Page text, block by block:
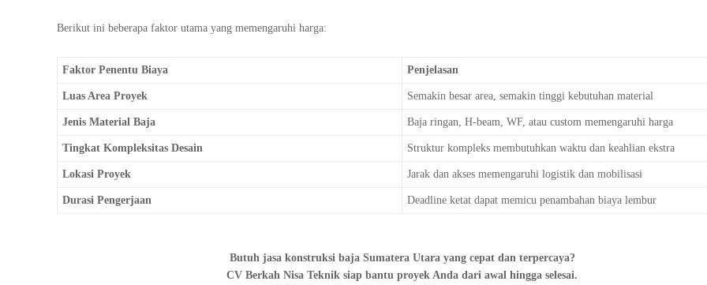
Berikut ini beberapa faktor utama yang memengaruhi harga:
Faktor Penentu Biaya Penjelasan
Luas Area Proyek Semakin besar area, semakin tinggi kebutuhan material
Jenis Material Baja Baja ringan, H-beam, WF, atau custom memengaruhi harga
Tingkat Kompleksitas Desain Struktur kompleks membutuhkan waktu dan keahlian ekstra
Lokasi Proyek Jarak dan akses memengaruhi logistik dan mobilisasi
Durasi Pengerjaan Deadline ketat dapat memicu penambahan biaya lembur
Butuh jasa konstruksi baja Sumatera Utara yang cepat dan terpercaya?
CV Berkah Nisa Teknik siap bantu proyek Anda dari awal hingga selesai.